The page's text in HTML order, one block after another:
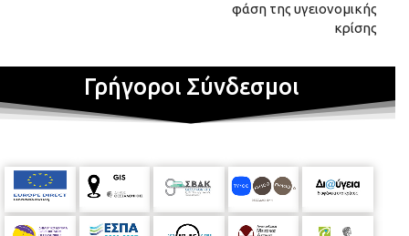
φάση της υγειονομικής
κρίσης
Γρήγοροι Σύνδεσμοι